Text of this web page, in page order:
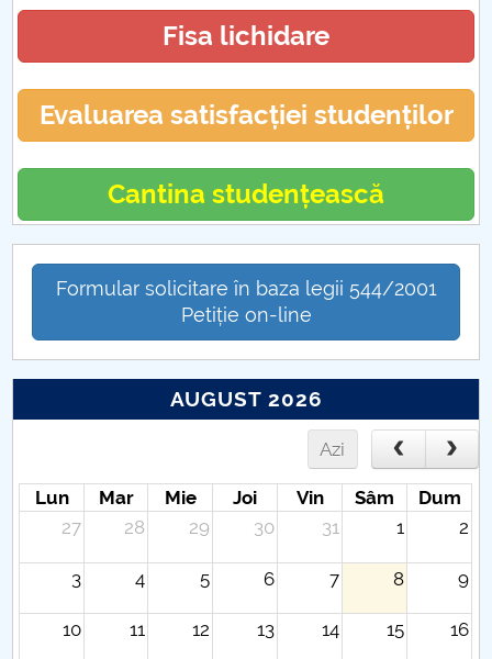
Fisa lichidare
Evaluarea satisfacției studenților
Cantina studențească
Formular solicitare în baza legii 544/2001
Petiție on-line
AUGUST 2026
Azi
Lun Mar Mie Joi Vin Sâm
Dum
27
28 29 30 31 1 2
3 4 5 6 7 8 9
10 11 12 13 14 15 16